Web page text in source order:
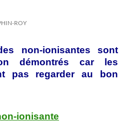
ROY
non-ionisantes sont
démontrés car les
pas regarder au bon
ionisante